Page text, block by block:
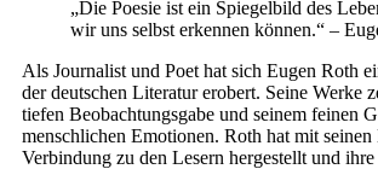
„Die Poesie ist ein Spiegelbild des
wir uns selbst erkennen können.“ –
Als Journalist und Poet hat sich Eugen Roth
der deutschen Literatur erobert. Seine Werke
tiefen Beobachtungsgabe und seinem feinen
menschlichen Emotionen. Roth hat mit
Verbindung zu den Lesern hergestellt und